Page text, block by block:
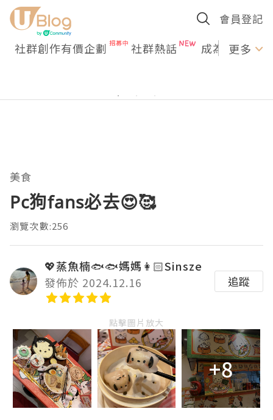
會員登記
社群創作有價企劃 社群熱話 成為U更多
美食
Pc狗fans必去😍🥰
瀏覽次數:256
💖蒸魚楠🐟🐟媽媽👩🏻Sinsze
發佈於 2024.12.16
追蹤
點擊圖片放大
+8